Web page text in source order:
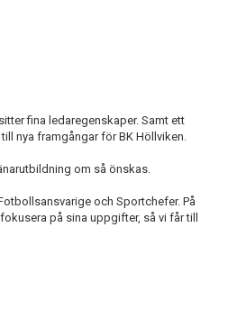
fina ledaregenskaper. Samt ett
nya framgångar för BK Höllviken.
om så önskas.
och Sportchefer. På
på sina uppgifter, så vi får till